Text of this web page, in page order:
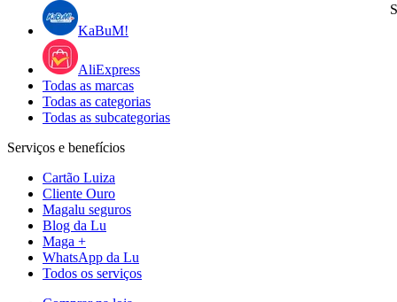
KaBuM!
AliExpress
Todas as marcas
Todas as categorias
Todas as subcategorias
Serviços e benefícios
Cartão Luiza
Cliente Ouro
Magalu seguros
Blog da Lu
Maga +
WhatsApp da Lu
Todos os serviços